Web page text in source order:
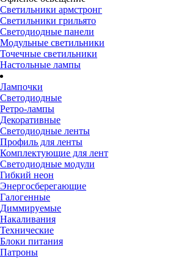
Светильники армстронг
Светильники грильято
Светодиодные панели
Модульные светильники
Точечные светильники
Настольные лампы
Лампочки
Светодиодные
Ретро-лампы
Декоративные
Светодиодные ленты
Профиль для ленты
Комплектующие для лент
Светодиодные модули
Гибкий неон
Энергосберегающие
Галогенные
Диммируемые
Накаливания
Технические
Блоки питания
Патроны